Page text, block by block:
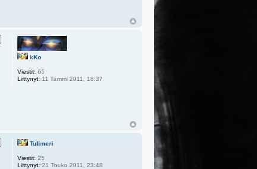
kKo
Viestit: 65
Liittynyt: 11 Tammi 2011, 18:37
Tulimeri
Viestit: 25
Liittynyt: 21 Touko 2011, 23:48